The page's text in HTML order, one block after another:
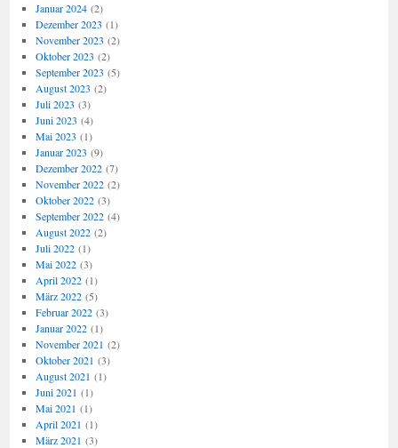
Januar 2024(2)
Dezember 2023 (1)
November 2023 (2)
Oktober 2023 (2)
September 2023 (5)
August 2023 (2)
Juli 2023 (3)
Juni 2023 (4)
Mai 2023 (1)
Januar 2023 (9)
Dezember 2022(7)
November 2022(2)
Oktober 2022(3)
September 2022(4)
August 2022(2)
Juli 2022(1)
Mai 2022(3)
April 2022(1)
März 2022(5)
Februar 2022(3)
Januar 2022(1)
November 2021 (2)
Oktober 2021 (3)
August 2021 (1)
Juni 2021 (1)
Mai 2021 (1)
April 2021 (1)
März 2021 (3)